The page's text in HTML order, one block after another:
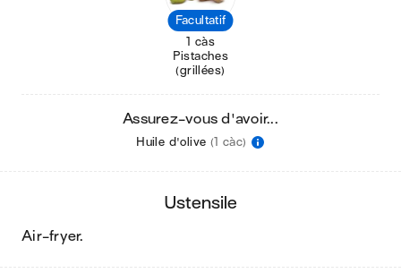
Facultatif
1 càs
Pistaches
(grillées)
Assurez-vous d'avoir...
Huile d'olive (1 càc)
ustensile
air-fryer.